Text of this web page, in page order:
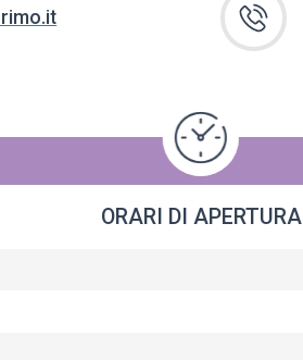
ORARI DI APERTURA